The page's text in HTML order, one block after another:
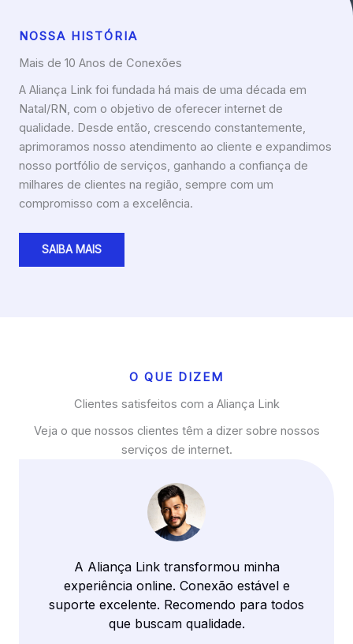
NOSSA HISTÓRIA
Mais de 10 Anos de Conexões
A Aliança Link foi fundada há mais de uma década em
Natal/RN, com o objetivo de oferecer internet de
qualidade. Desde então, crescendo constantemente,
aprimoramos nosso atendimento ao cliente e expandimos
nosso portfólio de serviços, ganhando a confiança de
milhares de clientes na região, sempre com um
compromisso com a excelência.
SAIBA MAIS
O QUE DIZEM
Clientes satisfeitos com a Aliança Link
Veja o que nossos clientes têm a dizer sobre nossos
serviços de internet.
A Aliança Link transformou minha
experiência online. Conexão estável e
suporte excelente. Recomendo para todos
que buscam qualidade.